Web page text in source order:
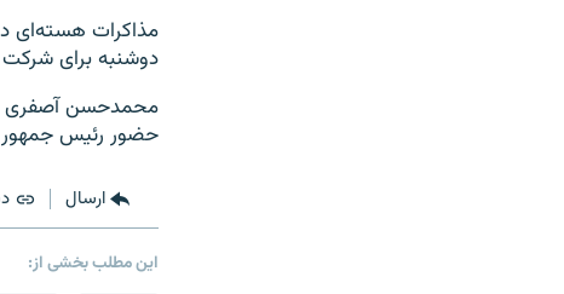
مذاکرات هسته‌ای
دوشنبه برای
محمدحسن آصفری
حضور رئیس جمهور
ارسال
این مطلب بخشی از: